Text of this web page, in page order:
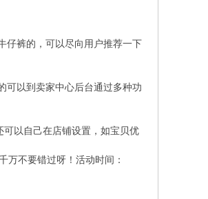
仔裤的，可以尽向用户推荐一下
可以到卖家中心后台通过多种功
以自己在店铺设置，如宝贝优
不要错过呀！活动时间：